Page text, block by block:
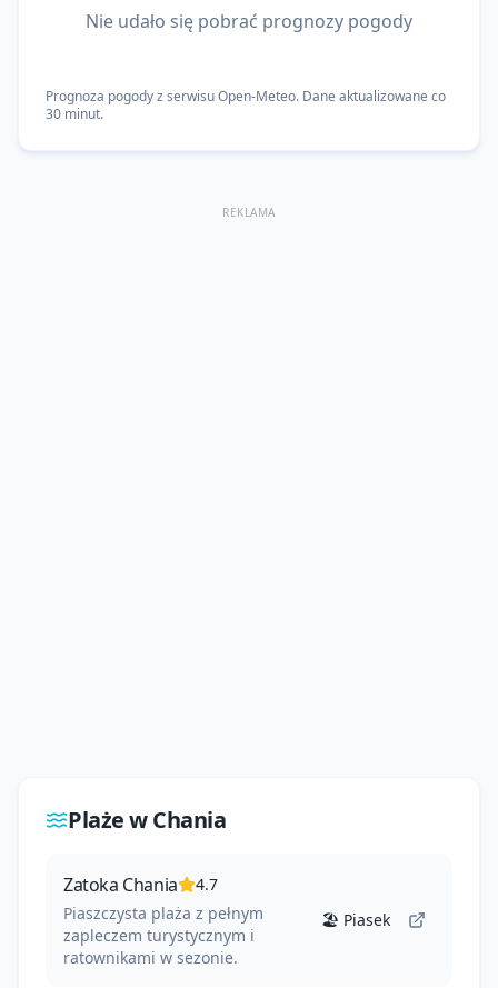
Nie udało się pobrać prognozy pogody
Prognoza pogody z serwisu Open-Meteo. Dane aktualizowane co
30 minut.
REKLAMA
Plaże wChania
Zatoka Chania
4.7
Piaszczysta plaża z pełnym
zapleczem turystycznym i
ratownikami w sezonie.
🏖️ Piasek